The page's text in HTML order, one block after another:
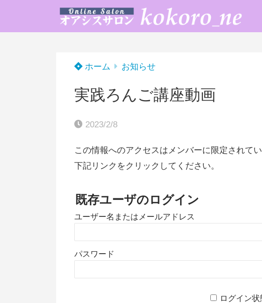
ホーム お知らせ
実践ろんご講座動画
2023/2/8
この情報へのアクセスはメンバーに限定されて
下記リンクをクリックしてください。
既存ユーザのログイン
ユーザー名またはメールアドレス
パスワード
ログイン